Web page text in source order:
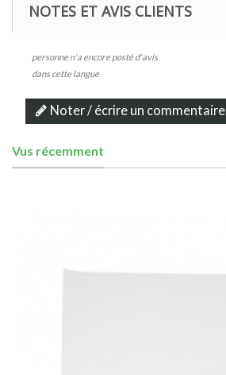
NOTES ET AVIS CLIENTS
personne n'a encore posté d'avis
dans cette langue
Noter / écrire un commentaire
Vus récemment